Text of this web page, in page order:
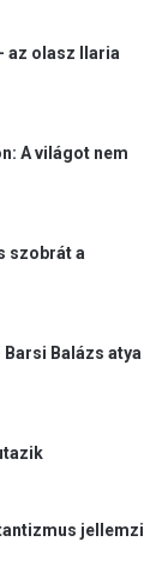
az olasz Ilaria
A világot nem
szobrát a
Barsi Balázs atya
jellemzi